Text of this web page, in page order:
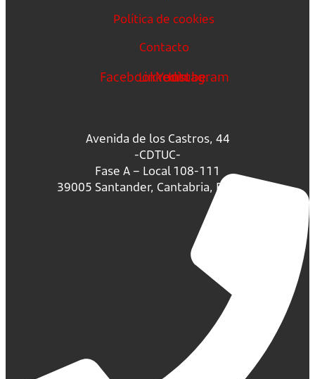
Política de cookies
Contacto
FacebookLinkedin
Youtube
Instagram
Avenida de los Castros, 44
-CDTUC-
Fase A – Local 108-111
39005 Santander, Cantabria, España.